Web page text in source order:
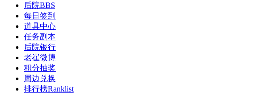
后院BBS
每日签到
道具中心
任务副本
后院银行
老崔微博
积分抽奖
周边兑换
排行榜Ranklist